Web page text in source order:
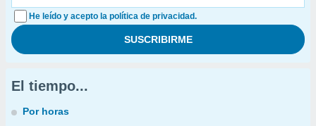
He leído y acepto la política de privacidad.
El tiempo...
Por horas